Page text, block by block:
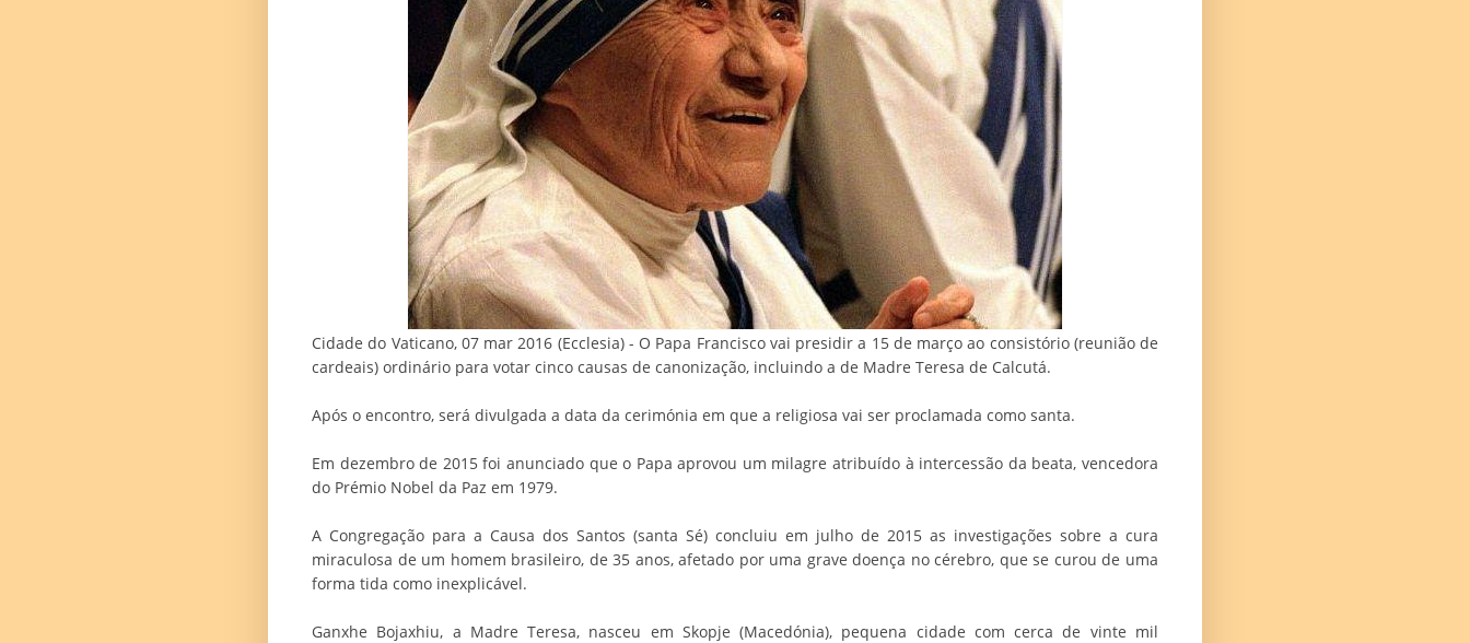
Cidade do Vaticano, 07 mar 2016 (Ecclesia) - O Papa Francisco vai presidir a 15 de março ao consistório (reunião de
cardeais) ordinário para votar cinco causas de canonização, incluindo a de Madre Teresa de Calcutá.
Após o encontro, será divulgada a data da cerimónia em que a religiosa vai ser proclamada como santa.
Em dezembro de 2015 foi anunciado que o Papa aprovou um milagre atribuído à intercessão da beata, vencedora
do Prémio Nobel da Paz em 1979.
A Congregação para a Causa dos Santos (santa Sé) concluiu em julho de 2015 as investigações sobre a cura
miraculosa de um homem brasileiro, de 35 anos, afetado por uma grave doença no cérebro, que se curou de uma
forma tida como inexplicável.
Ganxhe Bojaxhiu, a Madre Teresa, nasceu em Skopje (Macedónia), pequena cidade com cerca de vinte mil